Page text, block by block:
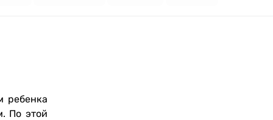
ребенка
По этой